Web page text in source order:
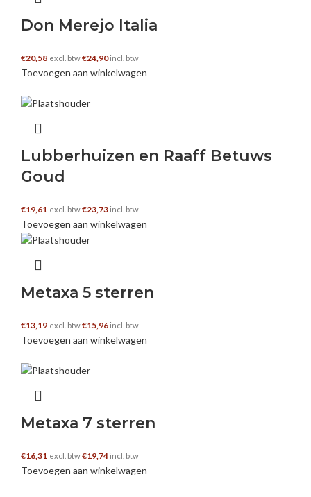
Don Merejo Italia
€20,58 excl. btw€24,90incl. btw
Toevoegen aan winkelwagen
Lubberhuizen en Raaff Betuws
Goud
€19,61 excl. btw€23,73 incl. btw
Toevoegen aan winkelwagen
Metaxa 5 sterren
€13,19 excl. btw€15,96 incl. btw
Toevoegen aan winkelwagen
Metaxa 7 sterren
€16,31 excl. btw€19,74 incl. btw
Toevoegen aan winkelwagen